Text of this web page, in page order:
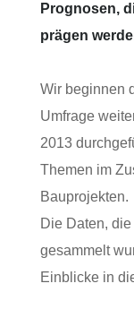
Prognosen,
prägen
Wir beginnen
Umfrage
2013
Themen im
Bauprojekten.
Die Daten,
gesammelt
Einblicke in